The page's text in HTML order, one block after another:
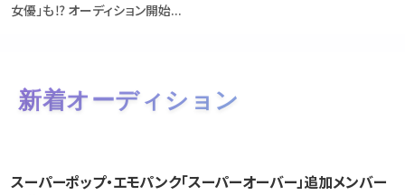
女優」も⁉ オーディション開始...
新着オーディション
スーパーポップ・エモパンク「スーパーオーバー」追加メンバー